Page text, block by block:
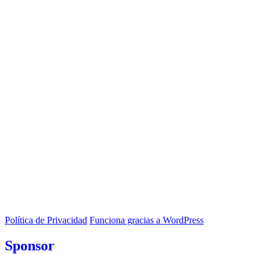
Política de Privacidad Funciona gracias a WordPress
Sponsor